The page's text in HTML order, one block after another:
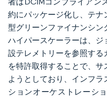
約にパッケージ化し、テ
型グリーンファイナンシ
ハイパースケーラーは、
設テレメトリーを参照す
を特許取得することで、
ようとしており、インフ
ションオーケストレーシ